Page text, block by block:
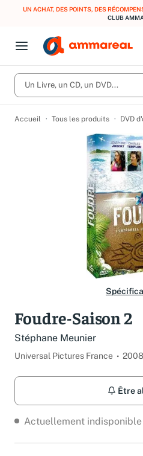
UN ACHAT, DES POINTS, DES
CLUB
Open menu
Fermer le menu
CD d'occasion
Vinyles d'occasion
Meilleures ventes
Nos engagements
Produits Catégories
Vous n'avez pas trouvé
Activez les notifications dans
qu'il est
Créer une
Un Livre, un CD, un DVD...
Accueil Tous les produits DVD
Foudre-Saison 2
Stéphane Meunier
Universal Pictures France 2008
Être
Actuellement indisponible